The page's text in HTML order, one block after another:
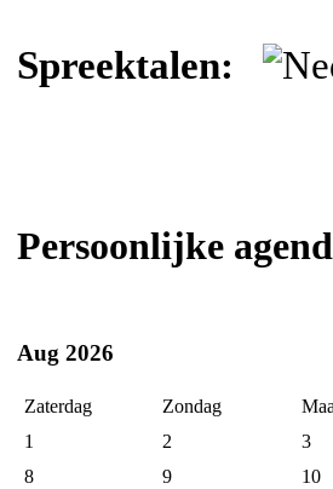
Spreektalen:
Persoonlijke
Aug 2026
Zaterdag Zondag
1
2
3
8
9
10